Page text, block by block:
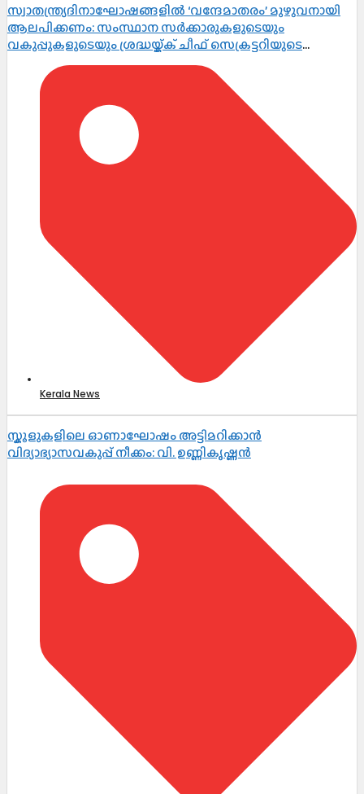
സ്വാതന്ത്ര്യദിനാഘോഷങ്ങളിൽ ‘വന്ദേമാതരം’ മുഴുവനായി
ആലപിക്കണം: സംസ്ഥാന സർക്കാരുകളുടെയും
വകുപ്പുകളുടെയും ശ്രദ്ധയ്ക്ക് ചീഫ് സെക്രട്ടറിയുടെ
നിർദ്ദേശം
Kerala News
സ്കൂളുകളിലെ ഓണാഘോഷം അട്ടിമറിക്കാൻ
വിദ്യാഭ്യാസവകുപ്പ് നീക്കം: വി. ഉണ്ണികൃഷ്ണൻ